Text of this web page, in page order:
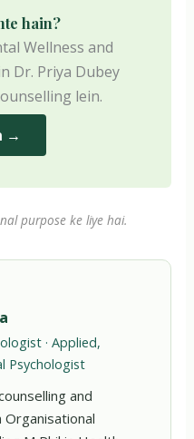
hain?
Wellness and
Dr. Priya Dubey
lein.
→
purpose ke liye hai.
· Applied,
Psychologist
and
Organisational